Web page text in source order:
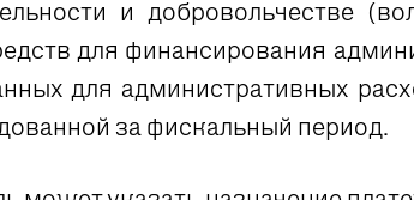
и добровольчестве
для финансирования
для административных
за фискальный период.